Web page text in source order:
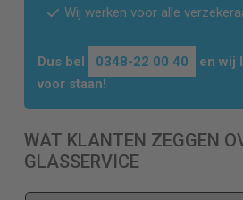
Wij werken voor alle
Dus bel 0348-22 00 40
en wij
voor staan!
WAT KLANTEN ZEGGEN
GLASSERVICE